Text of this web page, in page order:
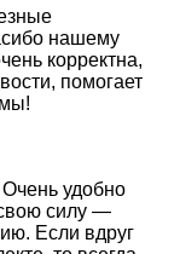
нашему
корректна,
помогает
Очень удобно
свою силу —
Если вдруг